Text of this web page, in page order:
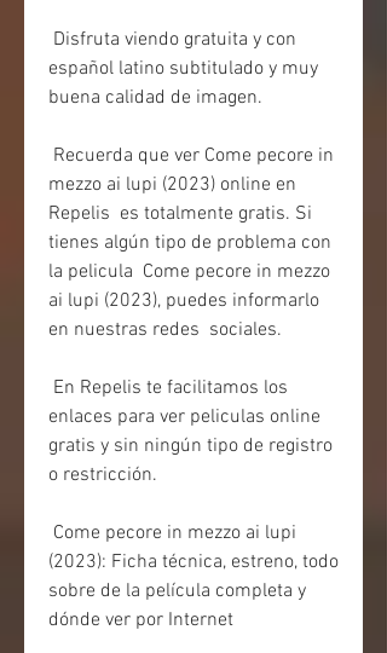
español latino subtitulado y muy
buena calidad de imagen.
mezzo ai lupi (2023) online en
Repelis  es totalmente gratis. Si
tienes algún tipo de problema con
la pelicula  Come pecore in mezzo
ai lupi (2023), puedes informarlo
en nuestras redes  sociales.
enlaces para ver peliculas online
gratis y sin ningún tipo de registro
o restricción.
(2023): Ficha técnica, estreno, todo
sobre de la película completa y
dónde ver por Internet